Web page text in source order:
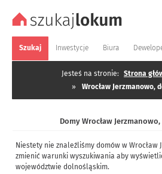
Szukaj Inwestycje Biura
Jesteś na stronie: Strona
»
Wrocław Jerzmanowo,
Domy Wrocław
Niestety nie znaleźliśmy domów w Wrocław
zmienić warunki wyszukiwania aby
województwie dolnośląskim.